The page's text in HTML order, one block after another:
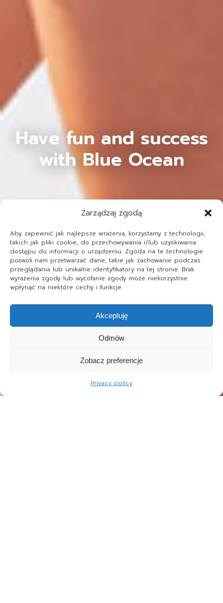
Zarządzaj zgodą
Aby zapewnić jak najlepsze wrażenia, korzystamy z technologii,
takich jak pliki cookie, do przechowywania i/lub uzyskiwania
dostępu do informacji o urządzeniu. Zgoda na te technologie
pozwoli nam przetwarzać dane, takie jak zachowanie podczas
przeglądania lub unikalne identyfikatory na tej stronie. Brak
wyrażenia zgody lub wycofanie zgody może niekorzystnie
wpłynąć na niektóre cechy i funkcje.
Akceptuję
Odmów
Zobacz preferencje
Privacy policy
Have fun and success
with Blue Ocean